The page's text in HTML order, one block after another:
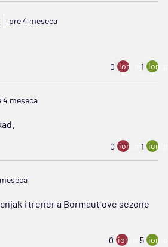
pre 4 meseca
0 ion:minus
1
4 meseca
0 ion:minus
1
i trener a Bormaut ove sezone
0 ion:minus
5